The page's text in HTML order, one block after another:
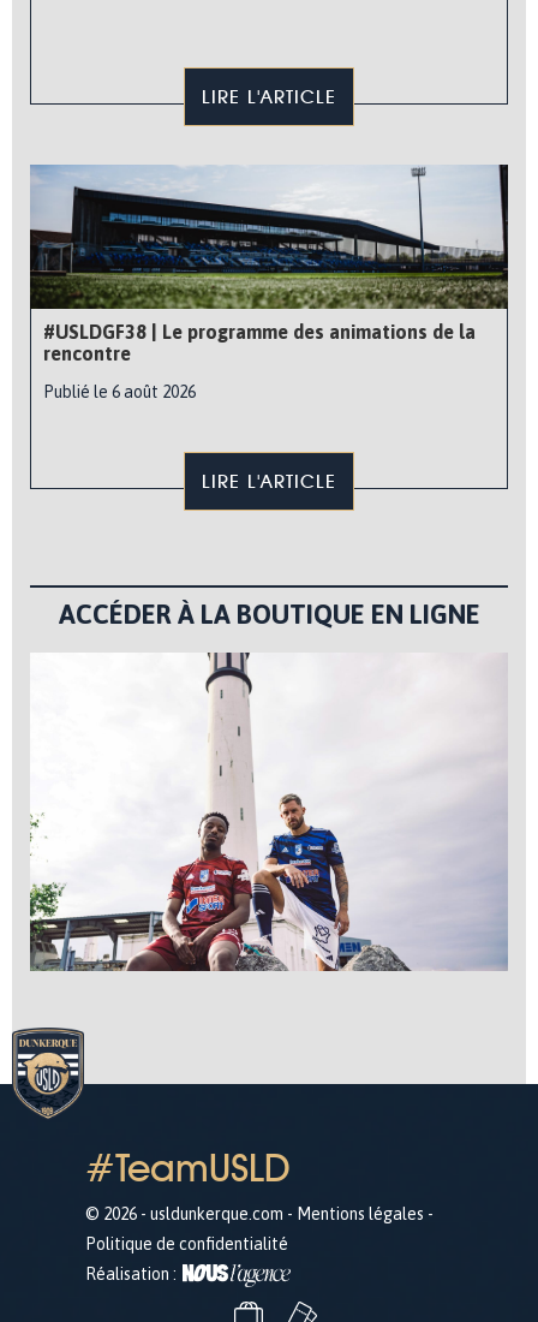
LIRE L'ARTICLE
#USLDGF38 | Le programme des animations de la
rencontre
Publié le 6 août 2026
LIRE L'ARTICLE
ACCÉDER À LA BOUTIQUE EN LIGNE
#TeamUSLD
© 2026 - usldunkerque.com - Mentions légales -
Politique de confidentialité
Réalisation :